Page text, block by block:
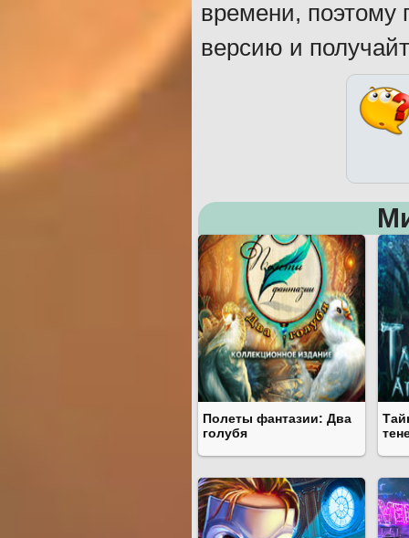
времени, поэтому
версию и
Полеты фантазии: Два
голубя